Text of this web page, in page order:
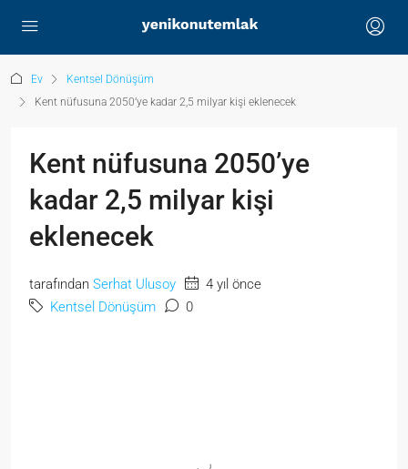
Ev
Kentsel Dönüşüm
Kent nüfusuna 2050’ye kadar 2,5 milyar kişi eklenecek
Kent nüfusuna 2050’ye
kadar 2,5 milyar kişi
eklenecek
tarafından Serhat Ulusoy
4 yıl önce
Kentsel Dönüşüm
0